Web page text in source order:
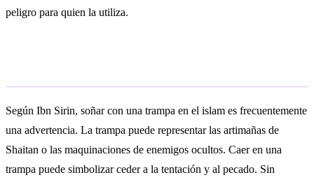
peligro para quien la utiliza.
Según Ibn Sirin, soñar con una trampa en el islam es frecuentemente
una advertencia. La trampa puede representar las artimañas de
Shaitan o las maquinaciones de enemigos ocultos. Caer en una
trampa puede simbolizar ceder a la tentación y al pecado. Sin